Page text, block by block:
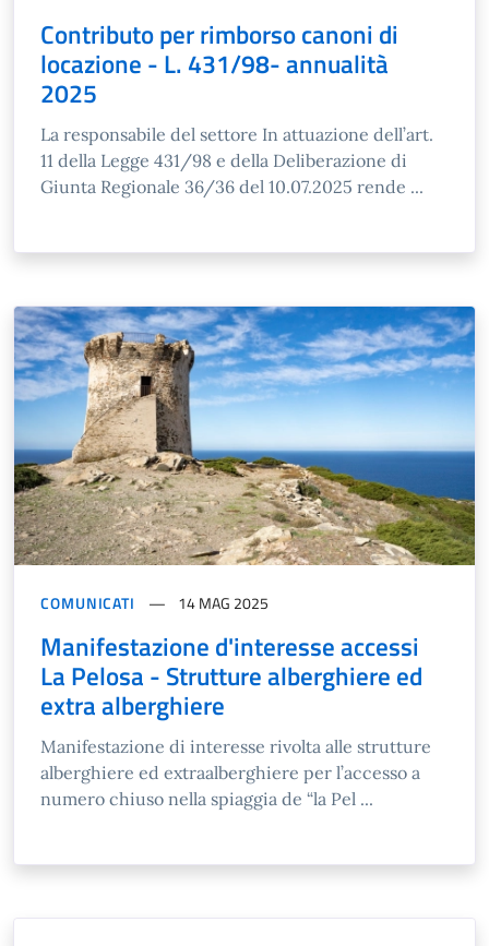
Contributo per rimborso canoni di
locazione - L. 431/98- annualità
2025
La responsabile del settore In attuazione dell’art.
11 della Legge 431/98 e della Deliberazione di
Giunta Regionale 36/36 del 10.07.2025 rende ...
COMUNICATI 14 MAG 2025
Manifestazione d'interesse accessi
La Pelosa - Strutture alberghiere ed
extra alberghiere
Manifestazione di interesse rivolta alle strutture
alberghiere ed extraalberghiere per l’accesso a
numero chiuso nella spiaggia de “la Pel ...